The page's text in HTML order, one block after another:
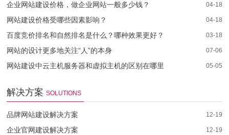
企业网站建设价格，做企业网站一般多少钱？ 04-18
网站建设价格受哪些因素影响？ 04-18
百度竞价排名和自然排名是什么？哪种效果更好？ 03-18
网站的设计更多地关注“人”的本身 07-06
网站建设中云主机服务器和虚拟主机的区别在哪里 05-05
解决方案 SOLUTIONS
品牌网站建设解决方案 12-19
企业官网建设解决方案 12-19